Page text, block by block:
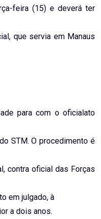
feira (15) e deverá ter
que servia em Manaus
para com o oficialato
STM. O procedimento é
contra oficial das Forças
em julgado, à
a dois anos.